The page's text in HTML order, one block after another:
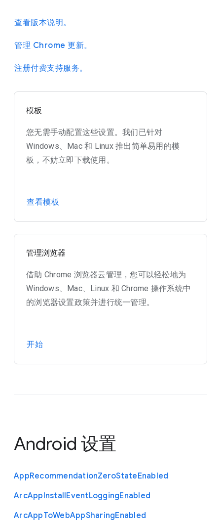
查看版本说明。
管理 Chrome 更新。
注册付费支持服务。
模板
您无需手动配置这些设置。我们已针对
Windows、Mac 和 Linux 推出简单易用的模
板，不妨立即下载使用。
查看模板
管理浏览器
借助 Chrome 浏览器云管理，您可以轻松地为
Windows、Mac、Linux 和 Chrome 操作系统中
的浏览器设置政策并进行统一管理。
开始
Android 设置
AppRecommendationZeroStateEnabled
ArcAppInstallEventLoggingEnabled
ArcAppToWebAppSharingEnabled